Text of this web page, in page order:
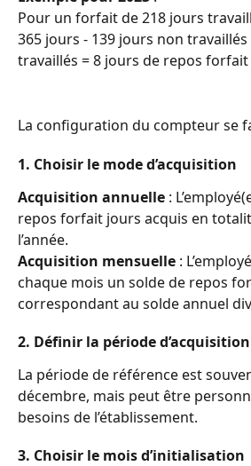
Pour un forfait de 218 jours
365 jours - 139 jours non travaillés
travaillés = 8 jours de repos
La configuration du compteur se
1. Choisir le mode d’acquisition
Acquisition annuelle :
repos forfait jours acquis en
l’année.
Acquisition mensuelle :
chaque mois un solde de repos
correspondant au solde annuel
2. Définir la période d’acquisition
La période de référence est
décembre, mais peut être
besoins de l’établissement.
3. Choisir le mois d’initialisation